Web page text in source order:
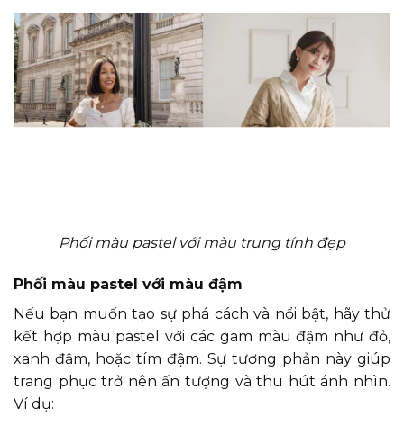
Phối màu pastel với màu trung tính đẹp
Phối màu pastel với màu đậm
Nếu bạn muốn tạo sự phá cách và nổi bật, hãy thử
kết hợp màu pastel với các gam màu đậm như đỏ,
xanh đậm, hoặc tím đậm. Sự tương phản này giúp
trang phục trở nên ấn tượng và thu hút ánh nhìn.
Ví dụ: